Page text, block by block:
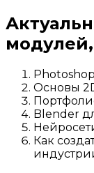
Основы
Blender
Как